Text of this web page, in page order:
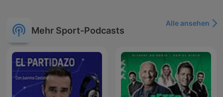
Mehr Sport-Podcasts
Alle ansehen